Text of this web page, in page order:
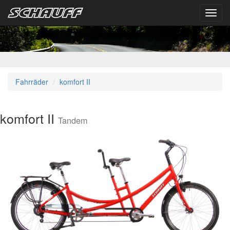
Fahrräder komfort II
komfort II Tandem